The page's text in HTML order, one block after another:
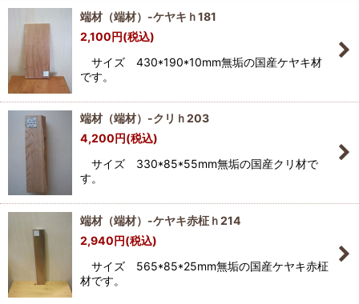
端材（端材）-ケヤキｈ181
2,100円(税込)
サイズ 430*190*10mm無垢の国産ケヤキ材
です。
端材（端材）-クリｈ203
4,200円(税込)
サイズ 330*85*55mm無垢の国産クリ材で
す。
端材（端材）-ケヤキ赤柾ｈ214
2,940円(税込)
サイズ 565*85*25mm無垢の国産ケヤキ赤柾
材です。